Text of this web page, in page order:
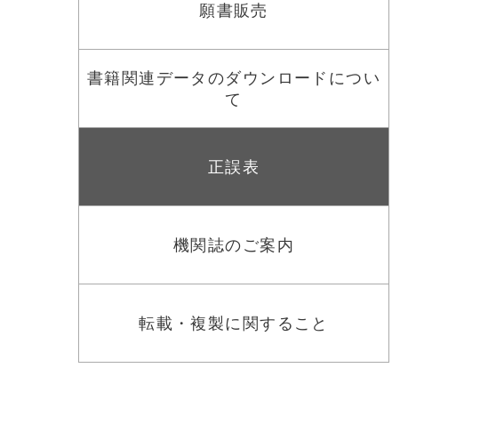
願書販売
書籍関連データのダウンロードについ
て
正誤表
機関誌のご案内
転載・複製に関すること